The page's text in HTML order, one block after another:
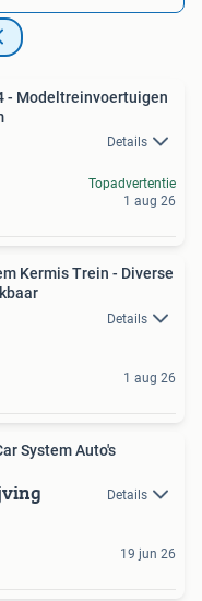
- Modeltreinvoertuigen
Details
Topadvertentie
1 aug 26
Kermis Trein - Diverse
Details
1 aug 26
System Auto's
Details
19 jun 26